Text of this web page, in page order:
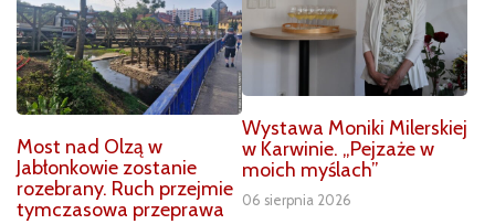
Most nad Olzą w
Jabłonkowie zostanie
rozebrany. Ruch przejmie
tymczasowa przeprawa
Wystawa Moniki Milerskiej
w Karwinie. „Pejzaże w
moich myślach”
06 sierpnia 2026